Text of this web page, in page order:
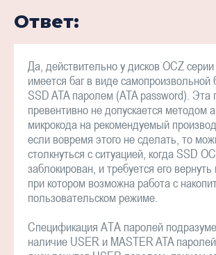
Ответ:
Да, действительно у дисков OCZ
имеется баг в виде самопроизвольной
SSD ATA паролем (ATA password). Эта
превентивно не допускается методом
микрокода на рекомендуемый
если вовремя этого не сделать, то
столкнуться с ситуацией, когда SSD
заблокирован, и требуется его вернуть
при котором возможна работа с
пользовательском режиме.
Спецификация АТА паролей
наличие USER и MASTER ATA